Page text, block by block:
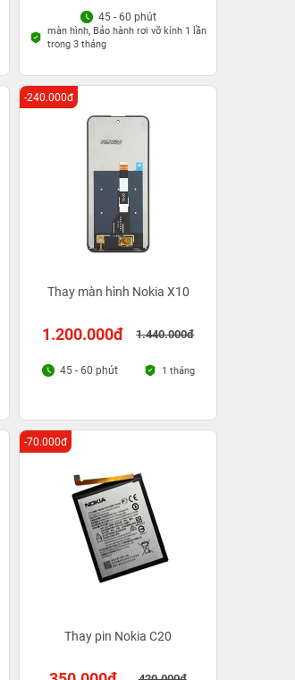
45 - 60 phút
màn hình, Bảo hành rơi vỡ kính 1 lần
trong 3 tháng
Thay màn hình Nokia X10
1.200.000đ 1.440.000đ
-240.000đ
45 - 60 phút 1 tháng
Thay pin Nokia C20
-70.000đ